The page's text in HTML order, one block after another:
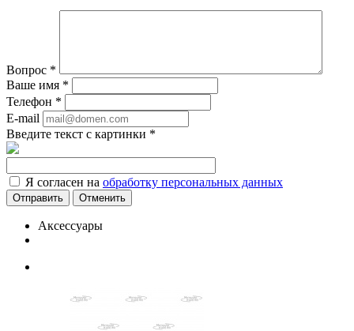
Вопрос *
Ваше имя *
Телефон *
E-mail
Введите текст с картинки *
Я согласен на обработку персональных данных
Отменить
Аксессуары